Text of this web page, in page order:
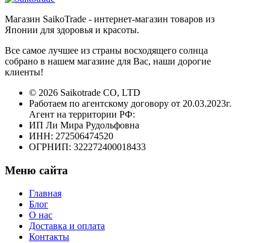
Магазин SaikoTrade - интернет-магазин товаров из
Японии для здоровья и красоты.
Все самое лучшее из страны восходящего солнца
собрано в нашем магазине для Вас, наши дорогие
клиенты!
© 2026 Saikotrade CO, LTD
Работаем по агентскому договору от 20.03.2023г.
Агент на территории РФ:
ИП Ли Мира Рудольфовна
ИНН: 272506474520
ОГРНИП: 322272400018433
Меню сайта
Главная
Блог
О нас
Доставка и оплата
Контакты